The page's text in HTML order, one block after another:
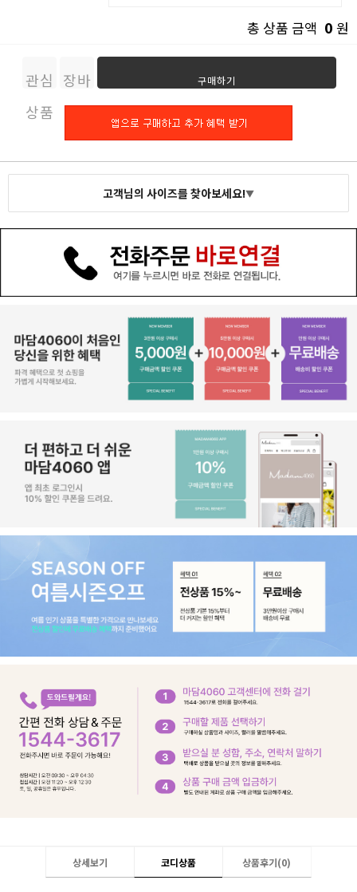
총 상품 금액 0 원
관심
상품
장바
구니
구매하기
고객님의 사이즈를 찾아보세요!▼
상세보기 코디상품 상품후기(0)